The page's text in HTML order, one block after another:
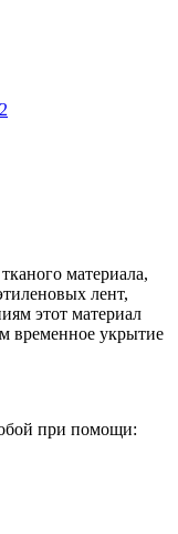
материала,
лент,
этот материал
временное укрытие
при помощи: